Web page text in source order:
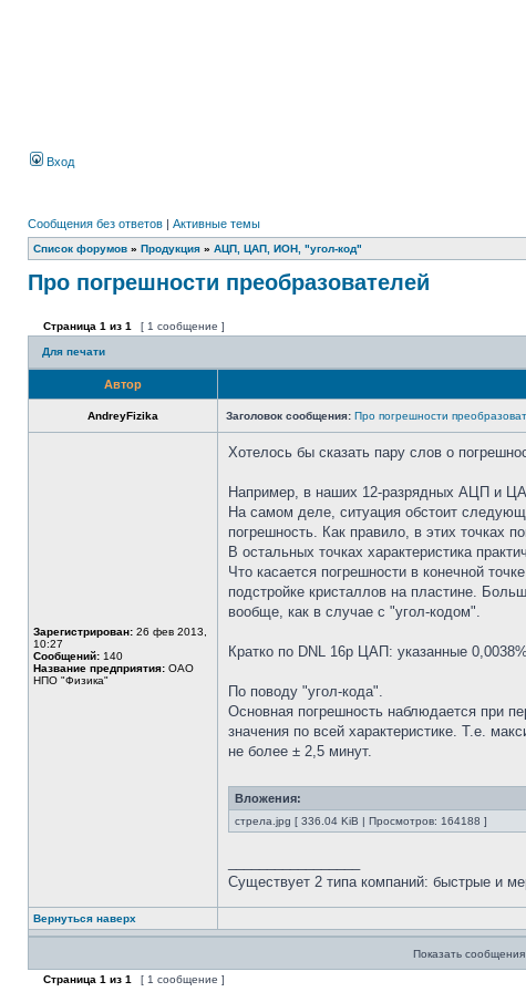
Вход
Сообщения без ответов | Активные темы
Список форумов » Продукция » АЦП, ЦАП, ИОН, "угол-код"
Про погрешности преобразователей
Страница 1 из 1 [ 1 сообщение ]
Для печати
Автор
AndreyFizika Заголовок сообщения: Про погрешности
Зарегистрирован: 26 фев 2013,
10:27
Сообщений: 140
Название предприятия: ОАО
НПО "Физика"
Хотелось бы сказать пару слов о
Например, в наших 12-разрядных АЦП и
На самом деле, ситуация обстоит
погрешность. Как правило, в этих точках
В остальных точках характеристика
Что касается погрешности в конечной
подстройке кристаллов на пластине.
вообще, как в случае с "угол-кодом".
Кратко по DNL 16р ЦАП: указанные
По поводу "угол-кода".
Основная погрешность наблюдается при
значения по всей характеристике. Т.е.
не более ± 2,5 минут.
Вложения:
стрела.jpg [ 336.04 KiB | Просмотров: 164188 ]
Существует 2 типа компаний: быстрые и
Вернуться наверх
Показать сообщения
Страница 1 из 1 [ 1 сообщение ]